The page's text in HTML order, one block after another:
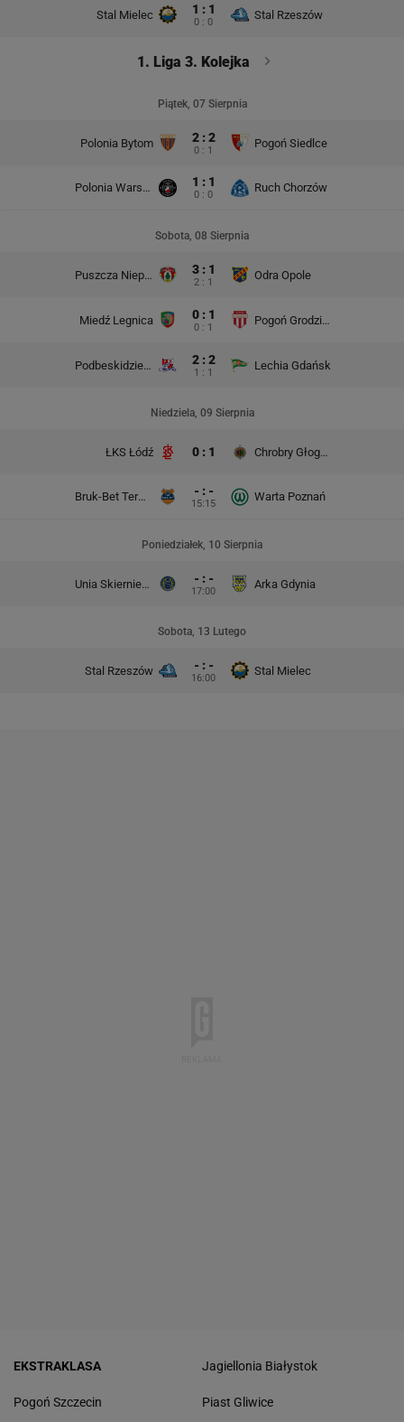
Stal Mielec 1 : 1
0 : 0
Stal Rzeszów
1. Liga 3. Kolejka
Piątek, 07 Sierpnia
Polonia Bytom 2 : 2
0 : 1
Pogoń Siedlce
Polonia Warszawa 1 : 1
0 : 0
Ruch Chorzów
Sobota, 08 Sierpnia
Puszcza Niepołomice 3 : 1
2 : 1
Odra Opole
Miedź Legnica 0 : 1
0 : 1
Pogoń Grodzisk Mazowiecki
Podbeskidzie Bielsko-Biała 2 : 2
1 : 1
Lechia Gdańsk
Niedziela, 09 Sierpnia
ŁKS Łódź 0 : 1 Chrobry Głogów
Bruk-Bet Termalica Nieciecza - : -
15:15
Warta Poznań
Poniedziałek, 10 Sierpnia
Unia Skierniewice - : -
17:00
Arka Gdynia
Sobota, 13 Lutego
Stal Rzeszów - : -
16:00
Stal Mielec
EKSTRAKLASA
Pogoń Szczecin
Jagiellonia Białystok
Piast Gliwice